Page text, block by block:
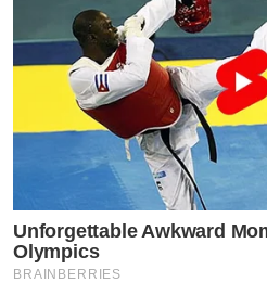
Unforgettable Awkward
Olympics
BRAINBERRIES